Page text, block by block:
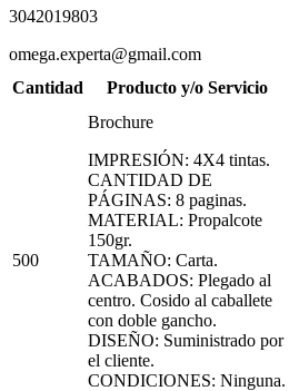
3042019803
omega.experta@gmail.com
Cantidad
Producto y/o Servicio
500
Brochure
IMPRESIÓN: 4X4 tintas.
CANTIDAD DE
PÁGINAS: 8 paginas.
MATERIAL: Propalcote
150gr.
TAMAÑO: Carta.
ACABADOS: Plegado al
centro. Cosido al caballete
con doble gancho.
DISEÑO: Suministrado por
el cliente.
CONDICIONES: Ninguna.